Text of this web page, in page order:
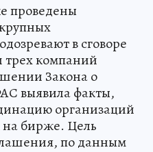
проведены
в сговоре
трех компаний
Закона о
выявила факты,
организаций
бирже. Цель
по данным